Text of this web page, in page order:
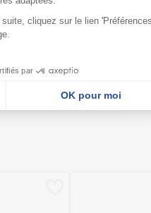
dans l'arsenal
sur le principe